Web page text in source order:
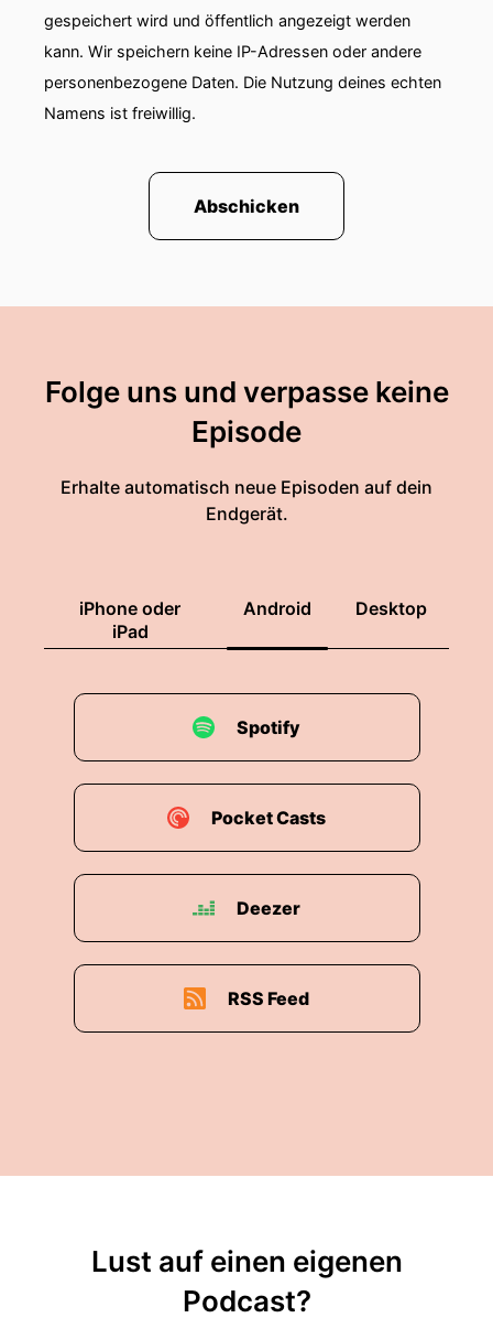
gespeichert wird und öffentlich angezeigt werden
kann. Wir speichern keine IP-Adressen oder andere
personenbezogene Daten. Die Nutzung deines echten
Namens ist freiwillig.
Abschicken
Folge uns und verpasse keine
Episode
Erhalte automatisch neue Episoden auf dein
Endgerät.
iPhone oder
iPad
Android Desktop
Spotify
Pocket Casts
Deezer
RSS Feed
Lust auf einen eigenen
Podcast?